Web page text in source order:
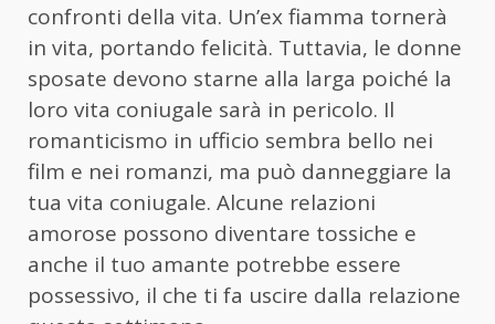
confronti della vita. Un’ex fiamma tornerà
in vita, portando felicità. Tuttavia, le donne
sposate devono starne alla larga poiché la
loro vita coniugale sarà in pericolo. Il
romanticismo in ufficio sembra bello nei
film e nei romanzi, ma può danneggiare la
tua vita coniugale. Alcune relazioni
amorose possono diventare tossiche e
anche il tuo amante potrebbe essere
possessivo, il che ti fa uscire dalla relazione